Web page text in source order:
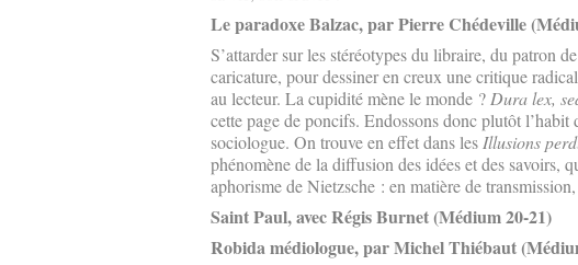
Le paradoxe Balzac, par Pierre Chédeville
S’attarder sur les stéréotypes du libraire, du patron
caricature, pour dessiner en creux une critique
au lecteur. La cupidité mène le monde ?Dura lex,
cette page de poncifs. Endossons donc plutôt
sociologue. On trouve en effet dans lesIllusions
phénomène de la diffusion des idées et des savoirs,
aphorisme de Nietzsche : en matière de
Saint Paul, avec Régis Burnet (Médium 20-21)
Robida médiologue, par Michel Thiébaut